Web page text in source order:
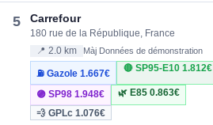
5 Carrefour
180 rue de la République, France
📍 2.0 km Màj Données de démonstration
⛽ Gazole1.667€
🔴 SP95-E10 1.812€
🟣 SP981.948€ 🌿 E85 0.863€
💨 GPLc1.076€